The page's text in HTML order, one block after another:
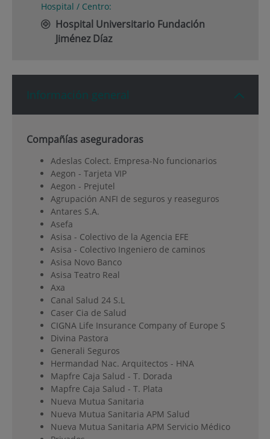
Hospital / Centro:
Hospital Universitario Fundación
Jiménez Díaz
Información general
Compañías aseguradoras
Adeslas Colect. Empresa-No funcionarios
Aegon - Tarjeta VIP
Aegon - Prejutel
Agrupación ANFI de seguros y reaseguros
Antares S.A.
Asefa
Asisa - Colectivo de la Agencia EFE
Asisa - Colectivo Ingeniero de caminos
Asisa Novo Banco
Asisa Teatro Real
Axa
Canal Salud 24 S.L
Caser Cia de Salud
CIGNA Life Insurance Company of Europe S
Divina Pastora
Generali Seguros
Hermandad Nac. Arquitectos - HNA
Mapfre Caja Salud - T. Dorada
Mapfre Caja Salud - T. Plata
Nueva Mutua Sanitaria
Nueva Mutua Sanitaria APM Salud
Nueva Mutua Sanitaria APM Servicio Médico